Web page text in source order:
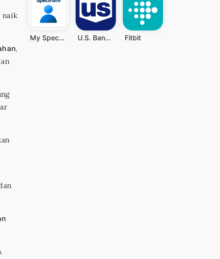
naik
,
My Spectrum U.S. Bank Mobile Banking Fitbit